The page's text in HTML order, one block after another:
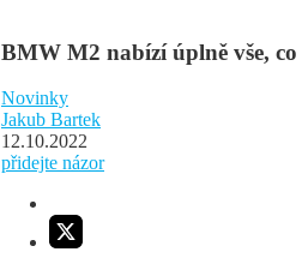
BMW M2 nabízí úplně vše,
Novinky
Jakub Bartek
12.10.2022
přidejte názor